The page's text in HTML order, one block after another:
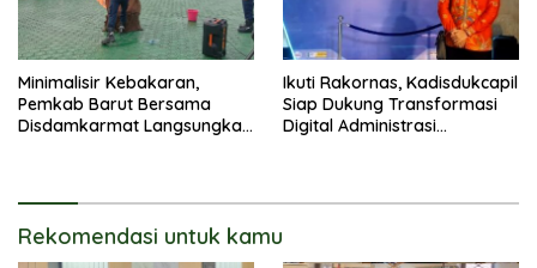
Minimalisir Kebakaran,
Pemkab Barut Bersama
Disdamkarmat Langsungkan
Ikuti Rakornas, Kadisdukcapil
Siap Dukung Transformasi
Digital Administrasi
Rekomendasi untuk kamu